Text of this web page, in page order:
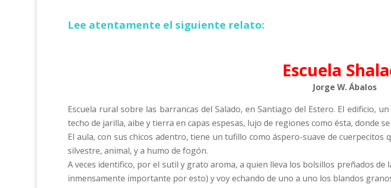
Lee atentamente el siguiente relato:
Escuela
Jorge W. Ábalos
Escuela rural sobre las barrancas del Salado, en Santiago del Estero. El edificio,
techo de jarilla, aibe y tierra en capas espesas, lujo de regiones como ésta, donde
El aula, con sus chicos adentro, tiene un tufillo como áspero-suave de
silvestre, animal, y a humo de fogón.
A veces identifico, por el sutil y grato aroma, a quien lleva los bolsillos preñados de
inmensamente importante por esto) y voy echando de uno a uno los blandos